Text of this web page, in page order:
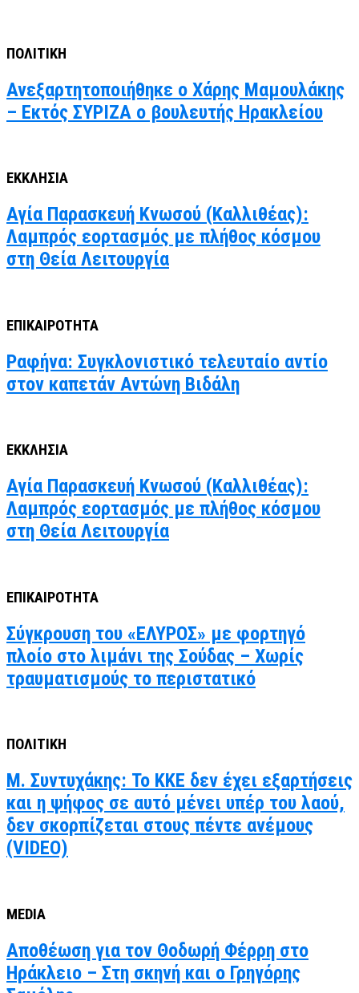
ΠΟΛΙΤΙΚΗ
Ανεξαρτητοποιήθηκε ο Χάρης Μαμουλάκης
– Εκτός ΣΥΡΙΖΑ ο βουλευτής Ηρακλείου
ΕΚΚΛΗΣΙΑ
Αγία Παρασκευή Κνωσού (Καλλιθέας):
Λαμπρός εορτασμός με πλήθος κόσμου
στη Θεία Λειτουργία
ΕΠΙΚΑΙΡΟΤΗΤΑ
Ραφήνα: Συγκλονιστικό τελευταίο αντίο
στον καπετάν Αντώνη Βιδάλη
ΕΚΚΛΗΣΙΑ
Αγία Παρασκευή Κνωσού (Καλλιθέας):
Λαμπρός εορτασμός με πλήθος κόσμου
στη Θεία Λειτουργία
ΕΠΙΚΑΙΡΟΤΗΤΑ
Σύγκρουση του «ΕΛΥΡΟΣ» με φορτηγό
πλοίο στο λιμάνι της Σούδας – Χωρίς
τραυματισμούς το περιστατικό
ΠΟΛΙΤΙΚΗ
Μ. Συντυχάκης: Το ΚΚΕ δεν έχει εξαρτήσεις
και η ψήφος σε αυτό μένει υπέρ του λαού,
δεν σκορπίζεται στους πέντε ανέμους
(VIDEO)
MEDIA
Αποθέωση για τον Θοδωρή Φέρρη στο
Ηράκλειο – Στη σκηνή και ο Γρηγόρης